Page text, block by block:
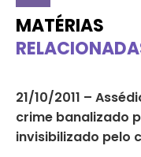
MATÉRIAS
21/10/2011 –
crime banalizado
invisibilizado pelo